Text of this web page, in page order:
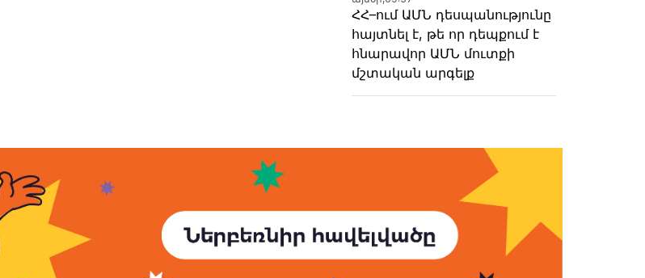
ՀՀ–ում ԱՄՆ դեսպանությունը
հայտնել է, թե որ դեպքում է
հնարավոր ԱՄՆ մուտքի
մշտական արգելք